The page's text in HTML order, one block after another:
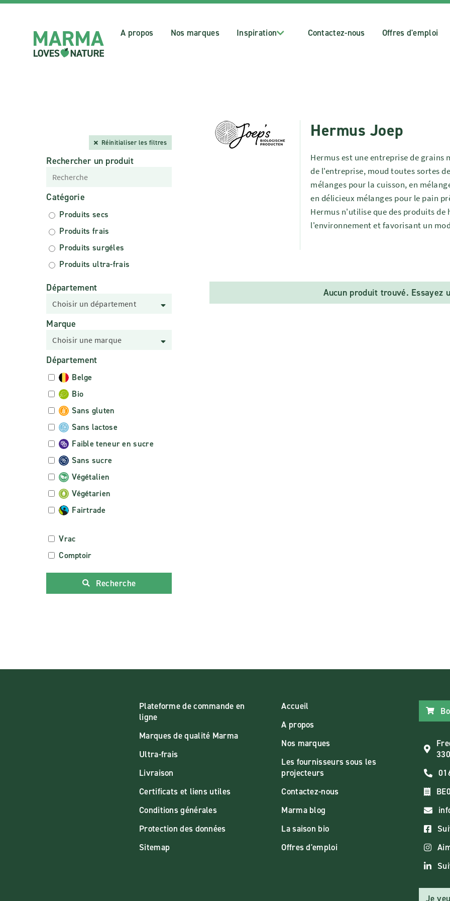
A propos Nos marques Inspiration Contactez-nous Offres d'emploi
Réinitialiser les filtres
Rechercher un produit
Catégorie
Produits secs
Produits frais
Produits surgéles
Produits ultra-frais
Département
Choisir un département
Marque
Choisir une marque
Département
Belge
Bio
Sans gluten
Sans lactose
Faible teneur en sucre
Sans sucre
Végétalien
Végétarien
Fairtrade
Vrac
Comptoir
Recherche
Hermus Joep
Hermus est une entreprise de grains
de l'entreprise, moud toutes sortes
mélanges pour la cuisson, en
en délicieux mélanges pour le pain
Hermus n'utilise que des produits
l'environnement et favorisant un
Aucun produit trouvé. Essayez
Plateforme de commande en
ligne
Marques de qualité Marma
Ultra-frais
Livraison
Certificats et liens utiles
Conditions générales
Protection des données
Sitemap
Accueil
A propos
Nos marques
Les fournisseurs sous les
projecteurs
Contactez-nous
Marma blog
La saison bio
Offres d'emploi
Je